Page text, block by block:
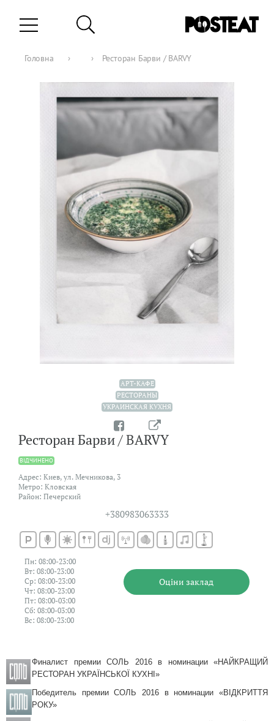
Головна › › Ресторан Барви / BARVY
АРТ-КАФЕ
РЕСТОРАНЫ
УКРАИНСКАЯ КУХНЯ
Ресторан Барви / BARVY
ВIДЧИНЕНО
Адрес: Киев, ул. Мечникова, 3
Метро: Кловская
Район: Печерский
+380983063333
Пн: 08:00-23:00
Вт: 08:00-23:00
Ср: 08:00-23:00
Чт: 08:00-23:00
Пт: 08:00-03:00
Сб: 08:00-03:00
Вс: 08:00-23:00
Оцiни заклад
Финалист премии СОЛЬ 2016 в номинации «НАЙКРАЩИЙ
РЕСТОРАН УКРАЇНСЬКОЇ КУХНІ»
Победитель премии СОЛЬ 2016 в номинации «ВІДКРИТТЯ
РОКУ»